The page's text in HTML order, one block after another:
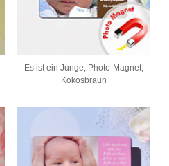
Es ist ein Junge, Photo-Magnet,
Kokosbraun